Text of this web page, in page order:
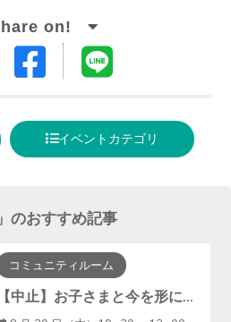
Facebook
る
イベントカテゴリ
」のおすすめ記事
コミュニティルーム
【中止】お子さまと今を形に『手形アート・ﾌｧｰｽﾄｶｯﾄｱｰﾄ』